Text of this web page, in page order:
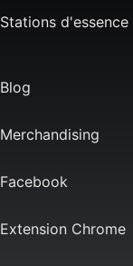
Stations
Blog
Merchandising
Facebook
Extension Chrome